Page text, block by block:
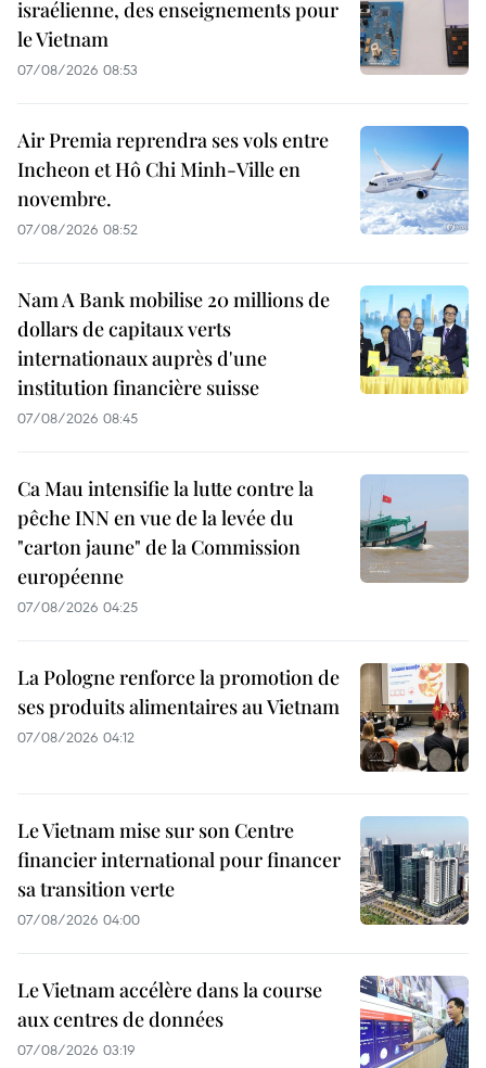
israélienne, des enseignements pour
le Vietnam
07/08/2026 08:53
Air Premia reprendra ses vols entre
Incheon et Hô Chi Minh-Ville en
novembre.
07/08/2026 08:52
Nam A Bank mobilise 20 millions de
dollars de capitaux verts
internationaux auprès d'une
institution financière suisse
07/08/2026 08:45
Ca Mau intensifie la lutte contre la
pêche INN en vue de la levée du
"carton jaune" de la Commission
européenne
07/08/2026 04:25
La Pologne renforce la promotion de
ses produits alimentaires au Vietnam
07/08/2026 04:12
Le Vietnam mise sur son Centre
financier international pour financer
sa transition verte
07/08/2026 04:00
Le Vietnam accélère dans la course
aux centres de données
07/08/2026 03:19